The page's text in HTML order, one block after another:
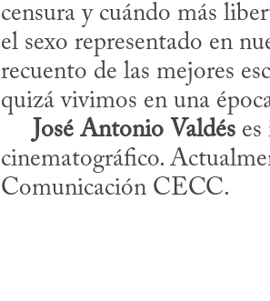
censura y cuándo más
el sexo representado en
recuento de las mejores
quizá vivimos en una
José Antonio Valdés es
cinematográfico.
Comunicación CECC.